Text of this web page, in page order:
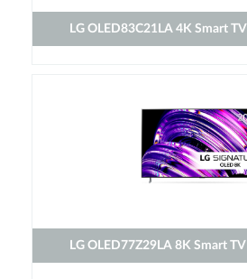
LG OLED83C21LA 4K Smart TV
LG OLED77Z29LA 8K Smart TV